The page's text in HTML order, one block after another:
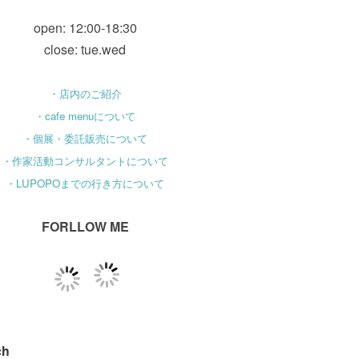
open: 12:00-18:30
close: tue.wed
・店内のご紹介
・cafe menuについて
・個展・委託販売について
・作家活動コンサルタントについて
・LUPOPOまでの行き方について
FORLLOW ME